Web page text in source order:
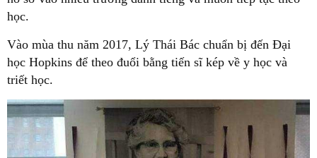
học.
Vào mùa thu năm 2017, Lý Thái Bác chuẩn bị đến Đại
học Hopkins để theo đuổi bằng tiến sĩ kép về y học và
triết học.